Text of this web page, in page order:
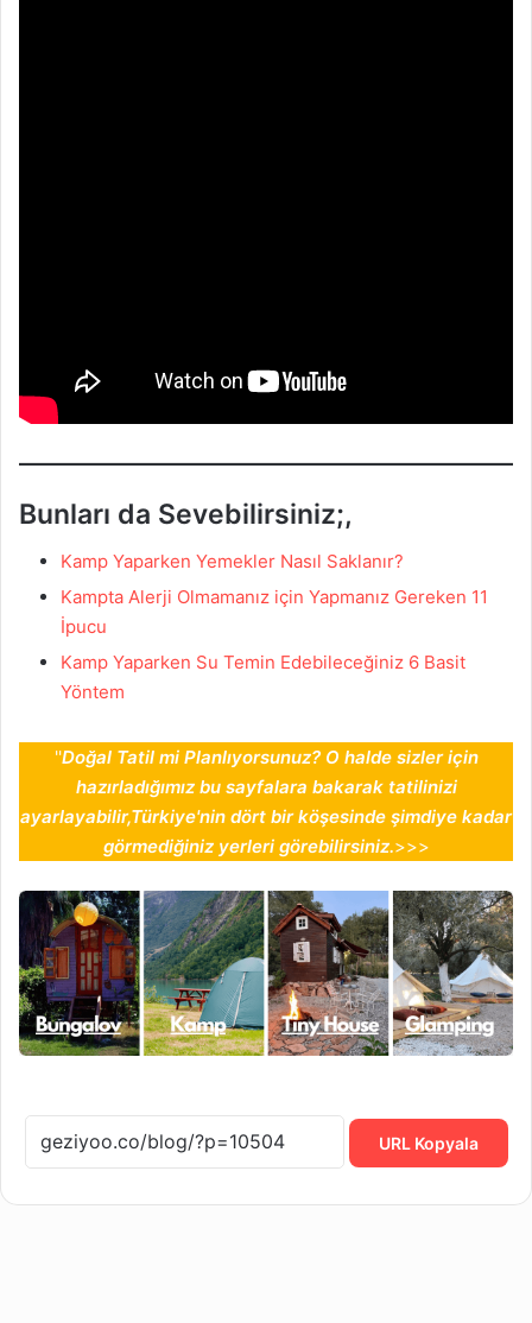
Bunları da Sevebilirsiniz;,
Kamp Yaparken Yemekler Nasıl Saklanır?
Kampta Alerji Olmamanız için Yapmanız Gereken 11
İpucu
Kamp Yaparken Su Temin Edebileceğiniz 6 Basit
Yöntem
''Doğal Tatil mi Planlıyorsunuz? O halde sizler için
hazırladığımız bu sayfalara bakarak tatilinizi
ayarlayabilir,Türkiye'nin dört bir köşesinde şimdiye kadar
görmediğiniz yerleri görebilirsiniz.>>>
URL Kopyala